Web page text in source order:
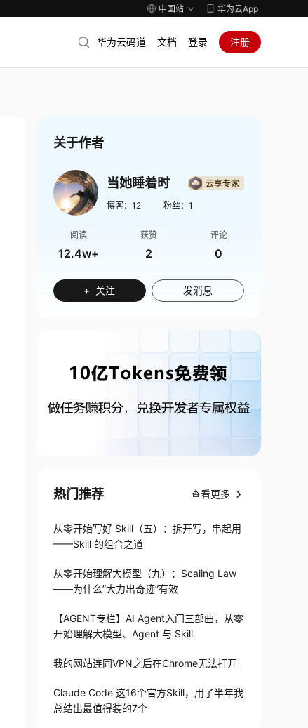
中国站 华为云App
华为云码道 文档 登录 注册
关于作者
当她睡着时
博客： 12 粉丝： 1
阅读
12.4w+
获赞
2
评论
0
+ 关注 发消息
热门推荐 查看更多
从零开始写好 Skill（五）：拆开写，串起用
——Skill 的组合之道
从零开始理解大模型（九）：Scaling Law
——为什么”大力出奇迹”有效
【AGENT专栏】AI Agent入门三部曲，从零
开始理解大模型、Agent 与 Skill
我的网站连同VPN之后在Chrome无法打开
Claude Code 这16个官方Skill，用了半年我
总结出最值得装的7个